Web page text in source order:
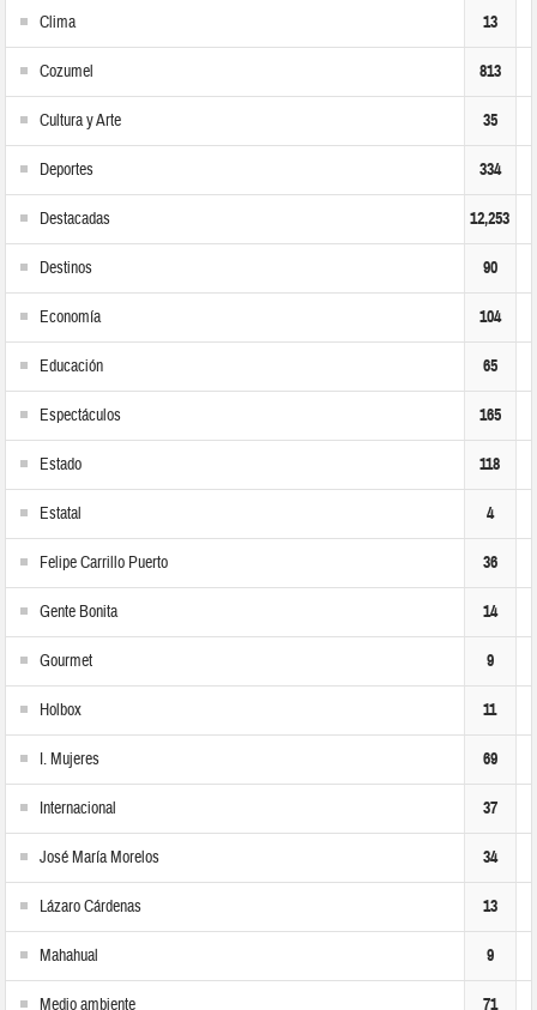
Clima 13
Cozumel 813
Cultura y Arte 35
Deportes 334
Destacadas 12,253
Destinos 90
Economía 104
Educación 65
Espectáculos 165
Estado 118
Estatal 4
Felipe Carrillo Puerto 36
Gente Bonita 14
Gourmet 9
Holbox 11
I. Mujeres 69
Internacional 37
José María Morelos 34
Lázaro Cárdenas 13
Mahahual 9
Medio ambiente 71